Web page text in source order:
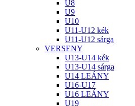
U8
U9
U10
U11-U12 kék
U11-U12 sárga
VERSENY
U13-U14 kék
U13-U14 sárga
U14 LEÁNY
U16-U17
U16 LEÁNY
U19